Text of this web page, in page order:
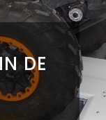
DE